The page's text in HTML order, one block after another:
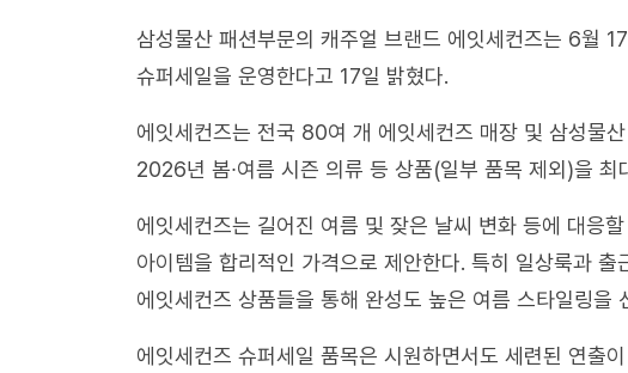
삼성물산 패션부문의 캐주얼 브랜드 에잇세컨즈는 6월
슈퍼세일을 운영한다고 17일 밝혔다.
에잇세컨즈는 전국 80여 개 에잇세컨즈 매장 및 삼성물
2026년 봄∙여름 시즌 의류 등 상품(일부 품목 제외)을
에잇세컨즈는 길어진 여름 및 잦은 날씨 변화 등에 대응
아이템을 합리적인 가격으로 제안한다. 특히 일상룩과
에잇세컨즈 상품들을 통해 완성도 높은 여름 스타일링을
에잇세컨즈 슈퍼세일 품목은 시원하면서도 세련된 연출